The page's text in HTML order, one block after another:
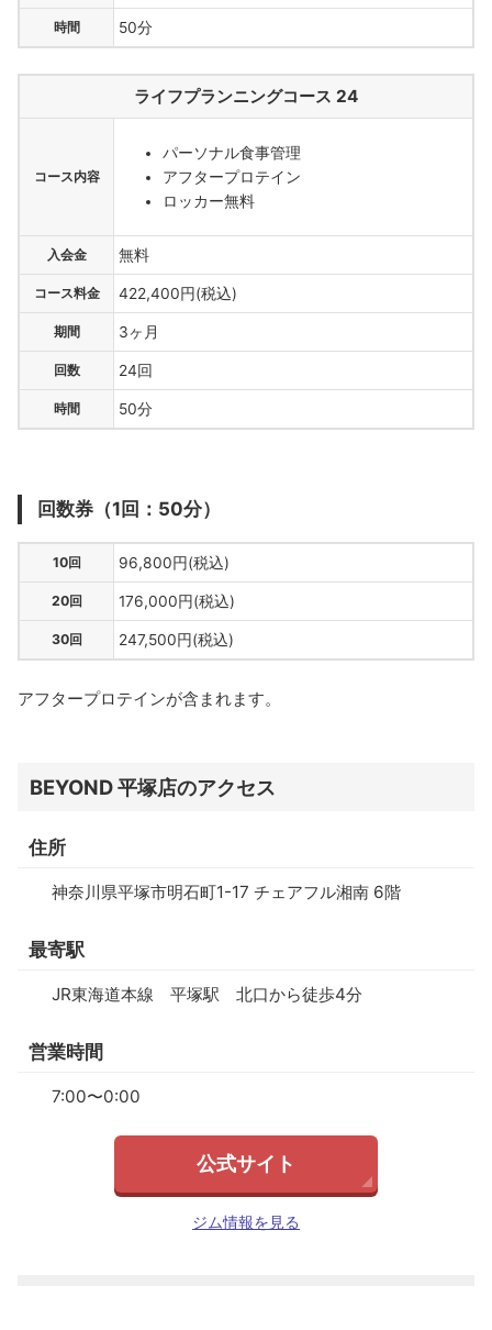
時間 50分
ライフプランニングコース 24
コース内容
パーソナル食事管理
アフタープロテイン
ロッカー無料
入会金 無料
コース料金 422,400円(税込)
期間 3ヶ月
回数 24回
時間 50分
回数券（1回：50分）
10回 96,800円(税込)
20回 176,000円(税込)
30回 247,500円(税込)
アフタープロテインが含まれます。
BEYOND 平塚店のアクセス
住所
神奈川県平塚市明石町1-17 チェアフル湘南 6階
最寄駅
JR東海道本線 平塚駅 北口から徒歩4分
営業時間
7:00〜0:00
公式サイト
ジム情報を見る